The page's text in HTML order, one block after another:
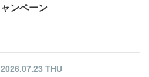
ャンペーン
2026.07.23 THU